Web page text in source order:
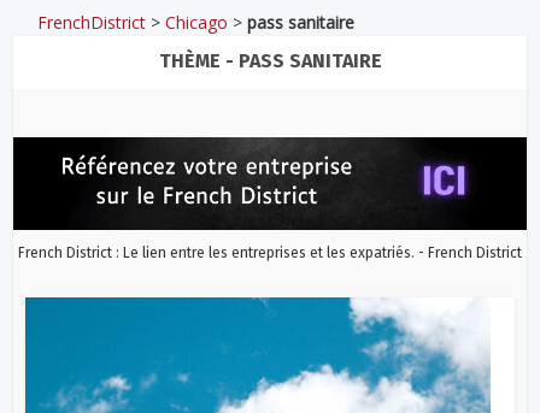
FrenchDistrict >Chicago >pass sanitaire
THÈME - PASS SANITAIRE
French District : Le lien entre les entreprises et les expatriés. - French District